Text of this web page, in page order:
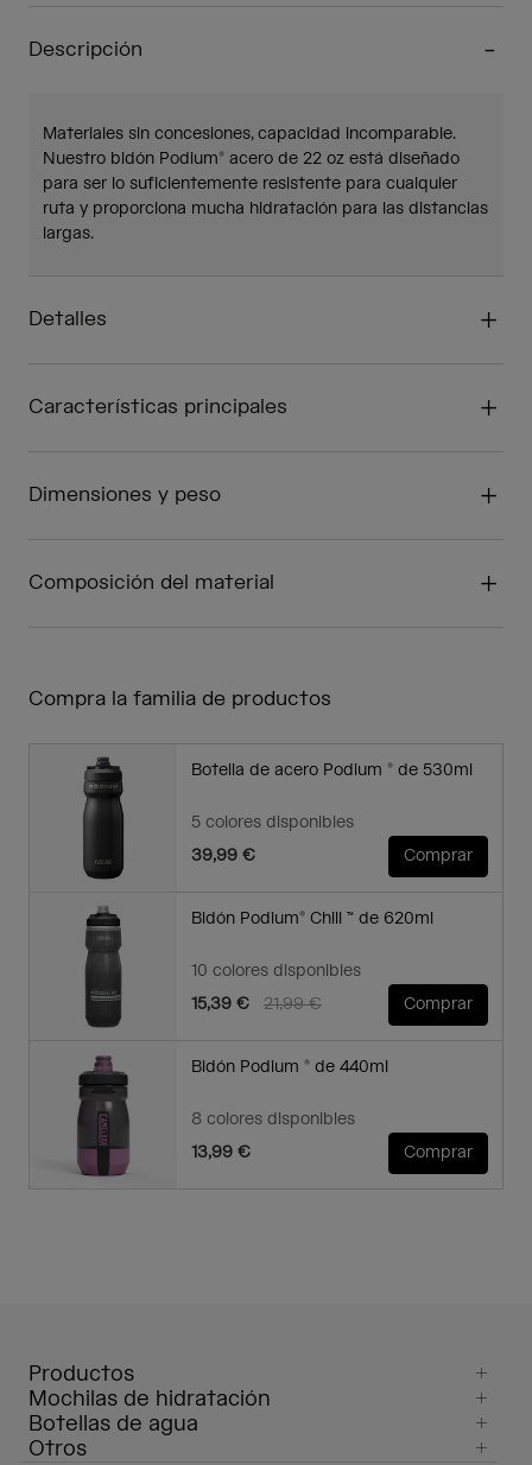
Descripción
Materiales sin concesiones, capacidad incomparable.
Nuestro bidón Podium® acero de 22 oz está diseñado
para ser lo suficientemente resistente para cualquier
ruta y proporciona mucha hidratación para las distancias
largas.
Detalles
Características principales
Dimensiones y peso
Composición del material
Compra la familia de productos
Botella de acero Podium ® de 530ml
5 colores disponibles
39,99 €
Comprar
Bidón Podium® Chill ™ de 620ml
10 colores disponibles
Price reduced from
21,99 €to
15,39 € Comprar
Bidón Podium ® de 440ml
8 colores disponibles
13,99 €
Comprar
Productos
Mochilas de hidratación
Botellas de agua
Otros